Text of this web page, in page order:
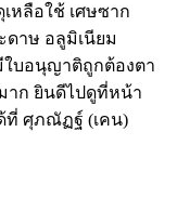
หลือใช้ เศษซาก
ดาษ อลูมิเนียม
ใบอนุญาติถูกต้องตา
าก ยินดีไปดูที่หน้า
ที่ ศุภณัฏฐ์ (เคน)